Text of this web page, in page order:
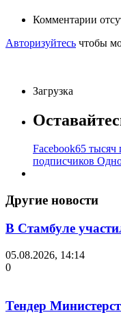
Комментарии
Авторизуйтесь чтобы
Загрузка
Facebook65 тысяч
подписчиков
Другие новости
В Стамбуле
05.08.2026, 14:14
0
Тендер